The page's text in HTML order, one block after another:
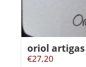
oriol artigas
€27,20